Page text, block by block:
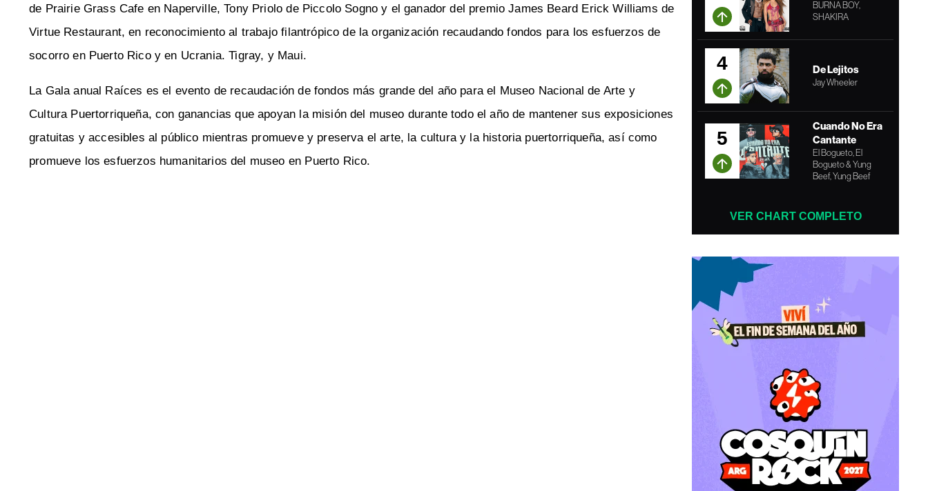
de Prairie Grass Cafe en Naperville, Tony Priolo de Piccolo Sogno y el ganador del premio James Beard Erick Williams de
Virtue Restaurant, en reconocimiento al trabajo filantrópico de la organización recaudando fondos para los esfuerzos de
socorro en Puerto Rico y en Ucrania. Tigray, y Maui.
La Gala anual Raíces es el evento de recaudación de fondos más grande del año para el Museo Nacional de Arte y
Cultura Puertorriqueña, con ganancias que apoyan la misión del museo durante todo el año de mantener sus exposiciones
gratuitas y accesibles al público mientras promueve y preserva el arte, la cultura y la historia puertorriqueña, así como
promueve los esfuerzos humanitarios del museo en Puerto Rico.
BURNA BOY,
SHAKIRA
4 De Lejitos
Jay Wheeler
5
Cuando No Era
Cantante
El Bogueto, El
Bogueto & Yung
Beef, Yung Beef
VER CHART COMPLETO